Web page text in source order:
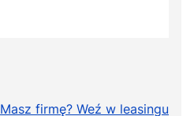
Masz firmę? Weź w leasingu